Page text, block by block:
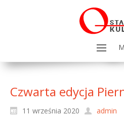
Czwarta edycja
11 września 2020
admin